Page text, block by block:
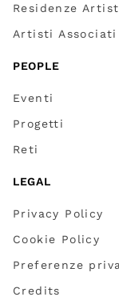
Residenze
Artisti Associati
PEOPLE
Eventi
Progetti
Reti
LEGAL
Privacy Policy
Cookie Policy
Preferenze
Credits